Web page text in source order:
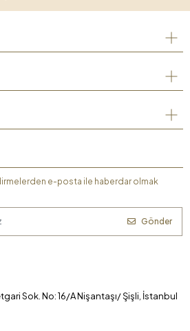
e-posta ile haberdar olmak
Gönder
Sok. No: 16/A Nişantaşı/ Şişli, İstanbul